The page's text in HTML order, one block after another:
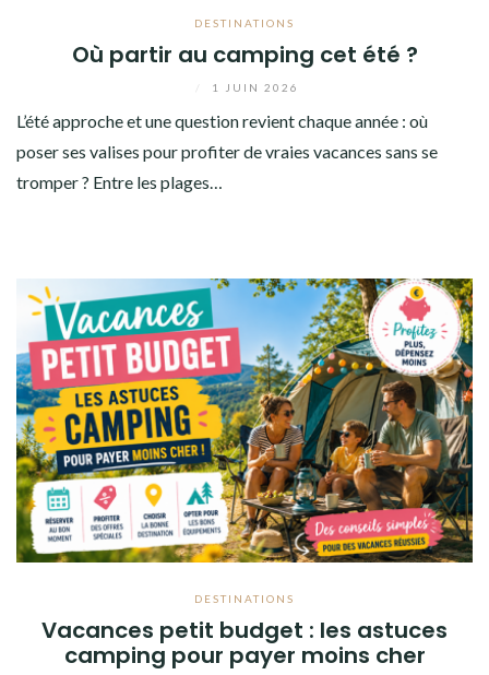
DESTINATIONS
Où partir au camping cet été ?
1 JUIN 2026
L’été approche et une question revient chaque année : où
poser ses valises pour profiter de vraies vacances sans se
tromper ? Entre les plages…
DESTINATIONS
Vacances petit budget : les astuces
camping pour payer moins cher